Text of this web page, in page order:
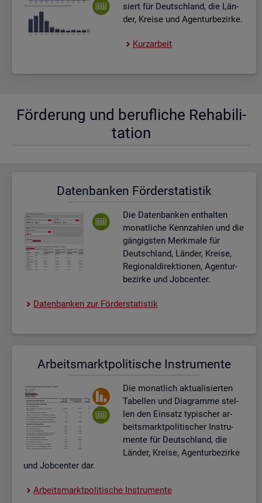
siert für Deutsch­land, die Län­
der, Krei­se und Agen­tur­be­zir­ke.
Kurz­ar­beit
För­de­rung und be­ruf­li­che Re­ha­bi­li­
ta­ti­on
Da­ten­ban­ken För­der­sta­tis­tik
Die Da­ten­ban­ken ent­hal­ten
mo­nat­li­che Kenn­zah­len und die
gän­gigs­ten Merk­ma­le für
Deutsch­land, Län­der, Krei­se,
Re­gio­nal­di­rek­tio­nen, Agen­tur­
be­zir­ke und Job­cen­ter.
Da­ten­ban­ken zur För­der­sta­tis­tik
Ar­beits­markt­po­li­ti­sche In­stru­men­te
Die mo­nat­lich ak­tua­li­sier­ten
Ta­bel­len und Dia­gram­me stel­
len den Ein­satz ty­pi­scher ar­
beits­markt­po­li­ti­scher In­stru­
men­te für Deutsch­land, die
Län­der, Krei­se, Agen­tur­be­zir­ke
und Job­cen­ter dar.
Ar­beits­markt­po­li­ti­sche In­stru­men­te